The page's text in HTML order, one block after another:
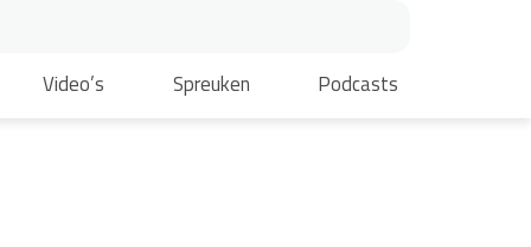
Video’s Spreuken Podcasts